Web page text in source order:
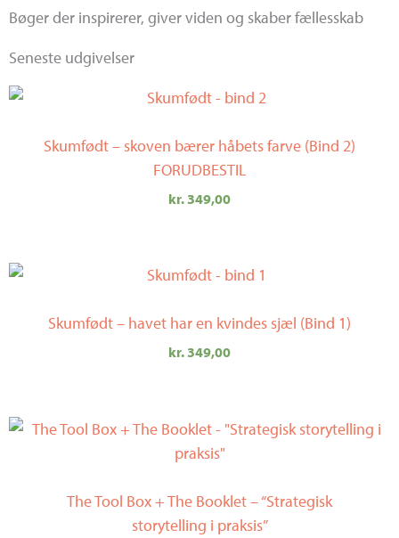
Bøger der inspirerer, giver viden og skaber fællesskab
Seneste udgivelser
Skumfødt – skoven bærer håbets farve (Bind 2)
FORUDBESTIL
kr.349,00
Skumfødt – havet har en kvindes sjæl (Bind 1)
kr.349,00
The Tool Box + The Booklet – “Strategisk
storytelling i praksis”